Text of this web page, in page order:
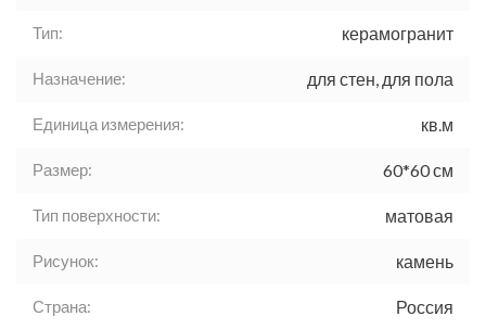
Тип: керамогранит
Назначение: для стен, для пола
Единица измерения: кв.м
Размер: 60*60 см
Тип поверхности: матовая
Рисунок: камень
Страна: Россия